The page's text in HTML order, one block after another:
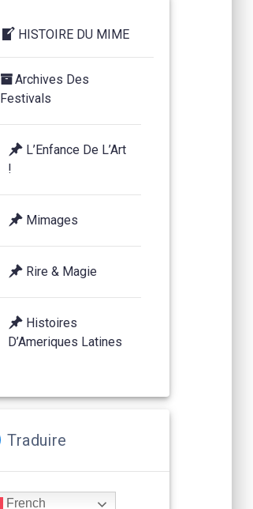
HISTOIRE DU MIME
Archives Des
Festivals
L’Enfance De L’Art
!
Mimages
Rire & Magie
Histoires
D’Ameriques Latines
Traduire
French